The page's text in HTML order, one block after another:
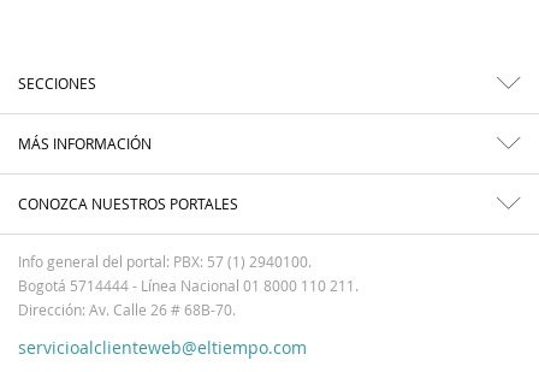
SECCIONES
MÁS INFORMACIÓN
CONOZCA NUESTROS PORTALES
Info general del portal: PBX: 57 (1) 2940100.
Bogotá 5714444 - Línea Nacional 01 8000 110 211.
Dirección: Av. Calle 26 # 68B-70.
servicioalclienteweb@eltiempo.com